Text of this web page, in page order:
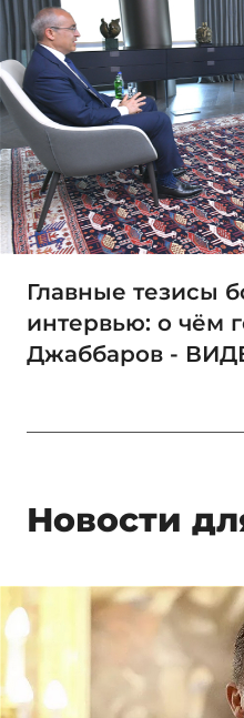
Главные тезисы
интервью: о чём
Джаббаров -
Новости